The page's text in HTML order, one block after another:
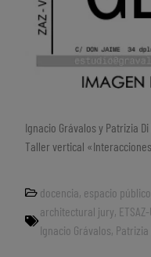
Ignacio Grávalos y Patrizia
Taller vertical
docencia, espacio público
architectural jury, ETSAZ-
Ignacio Grávalos, Patrizia